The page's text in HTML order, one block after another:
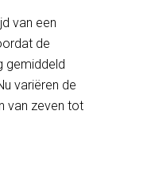
van een
de
gemiddeld
variëren de
van zeven tot